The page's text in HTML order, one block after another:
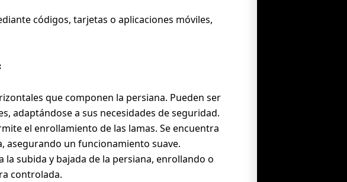
códigos, tarjetas o aplicaciones móviles,
que componen la persiana. Pueden ser
adaptándose a sus necesidades de seguridad.
el enrollamiento de las lamas. Se encuentra
asegurando un funcionamiento suave.
la subida y bajada de la persiana, enrollando o
controlada.